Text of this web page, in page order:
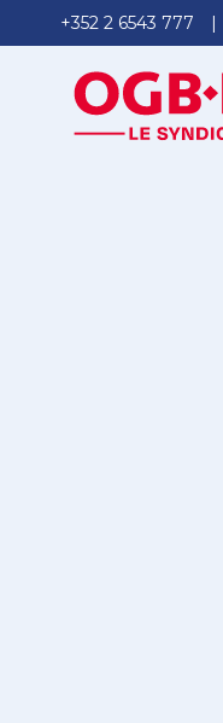
+352 2 6543 777